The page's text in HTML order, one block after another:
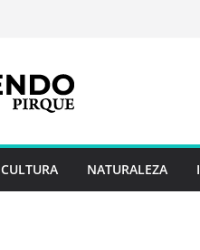
CULTURA NATURALEZA